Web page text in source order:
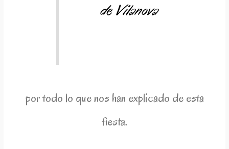
de Vilanova
por todo lo que nos han explicado de esta
fiesta.